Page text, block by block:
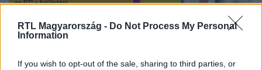
RTL Magyarország - Do Not Process My Personal
Information
If you wish to opt-out of the sale, sharing to third parties, or
Nézd vissza a Fókusz adásait az RTL+-on!